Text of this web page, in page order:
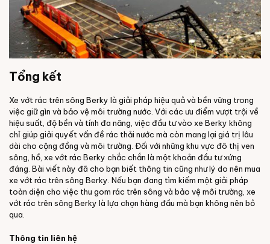
Tổng kết
Xe vớt rác trên sông Berky là giải pháp hiệu quả và bền vững trong
việc giữ gìn và bảo vệ môi trường nước. Với các ưu điểm vượt trội về
hiệu suất, độ bền và tính đa năng, việc đầu tư vào xe Berky không
chỉ giúp giải quyết vấn đề rác thải nước mà còn mang lại giá trị lâu
dài cho cộng đồng và môi trường. Đối với những khu vực đô thị ven
sông, hồ, xe vớt rác Berky chắc chắn là một khoản đầu tư xứng
đáng. Bài viết này đã cho bạn biết thông tin cũng như lý do nên mua
xe vớt rác trên sông Berky. Nếu bạn đang tìm kiếm một giải pháp
toàn diện cho việc thu gom rác trên sông và bảo vệ môi trường, xe
vớt rác trên sông Berky là lựa chọn hàng đầu mà bạn không nên bỏ
qua.
Thông tin liên hệ